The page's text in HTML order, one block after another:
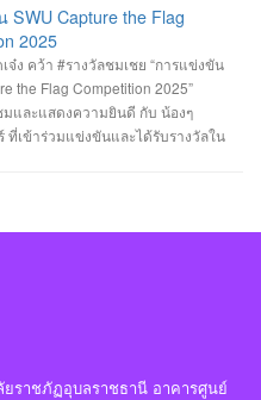
วิศวกรรมคอมพิวเตอร์ คณะ
รฒ ร่วมกับ บริษัท ACIS Professional
ที่ 3. การแข่งขัน Mini CTF ระหว่างผู้
4 ซึ่งจัดขึ้นในระหว่างวันที่ 19–20
าชั้นปีที่ 3 ได้รับ #รางวัล_MVP ผู้ที่
โดย #สำนักงานคณะกรรมการการ
SWU Capture the Flag
2025
จ๋ง คว้า #รางวัลชมเชย “การแข่งขัน
the Flag Competition 2025”
มและแสดงความยินดี กับ น้องๆ
เข้าร่วมแข่งขันและได้รับรางวัลใน
รแข่งขันในโครงการจำนวน 60 ทีม
ราชภัฏอุบลราชธานี อาคารศูนย์